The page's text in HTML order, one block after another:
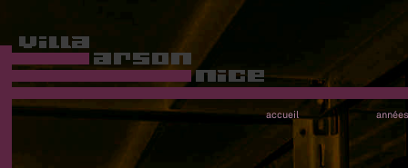
accueil années